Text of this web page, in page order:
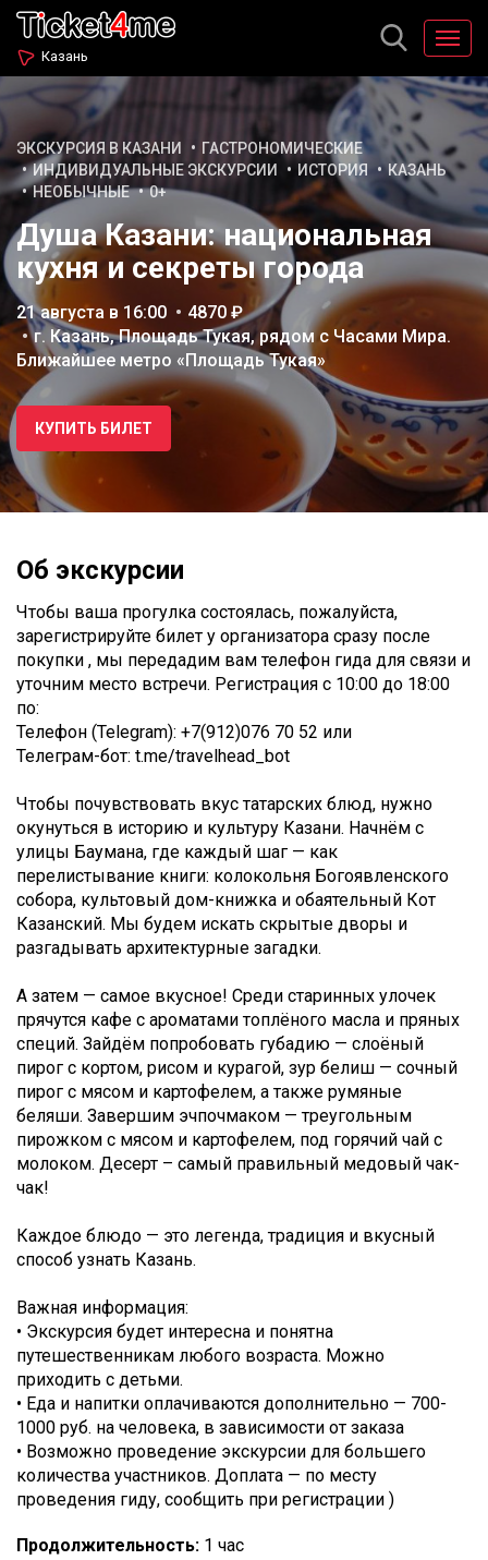
Казань
ЭКСКУРСИЯ В КАЗАНИ
ГАСТРОНОМИЧЕСКИЕ
ИНДИВИДУАЛЬНЫЕ ЭКСКУРСИИ
ИСТОРИЯ
КАЗАНЬ
НЕОБЫЧНЫЕ
0+
Душа Казани: национальная
кухня и секреты города
21 августа в 16:00
4870 ₽
г. Казань, Площадь Тукая, рядом с Часами Мира.
Ближайшее метро «Площадь Тукая»
КУПИТЬ БИЛЕТ
Об экскурсии
Чтобы ваша прогулка состоялась, пожалуйста,
зарегистрируйте билет у организатора сразу после
покупки , мы передадим вам телефон гида для связи и
уточним место встречи. Регистрация с 10:00 до 18:00
по:
Телефон (Telegram): +7(912)076 70 52 или
Телеграм-бот: t.me/travelhead_bot
Чтобы почувствовать вкус татарских блюд, нужно
окунуться в историю и культуру Казани. Начнём с
улицы Баумана, где каждый шаг — как
перелистывание книги: колокольня Богоявленского
собора, культовый дом-книжка и обаятельный Кот
Казанский. Мы будем искать скрытые дворы и
разгадывать архитектурные загадки.
А затем — самое вкусное! Среди старинных улочек
прячутся кафе с ароматами топлёного масла и пряных
специй. Зайдём попробовать губадию — слоёный
пирог с кортом, рисом и курагой, зур белиш — сочный
пирог с мясом и картофелем, а также румяные
беляши. Завершим эчпочмаком — треугольным
пирожком с мясом и картофелем, под горячий чай с
молоком. Десерт – самый правильный медовый чак-
чак!
Каждое блюдо — это легенда, традиция и вкусный
способ узнать Казань.
Важная информация:
• Экскурсия будет интересна и понятна
путешественникам любого возраста. Можно
приходить с детьми.
• Еда и напитки оплачиваются дополнительно — 700-
1000 руб. на человека, в зависимости от заказа
• Возможно проведение экскурсии для большего
количества участников. Доплата — по месту
проведения гиду, сообщить при регистрации )
Продолжительность: 1 час